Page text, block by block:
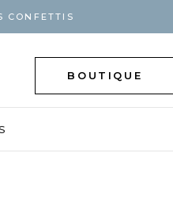
CONFETTIS
BOUTIQUE